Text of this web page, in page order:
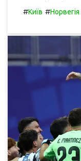
#Київ #Норвегія